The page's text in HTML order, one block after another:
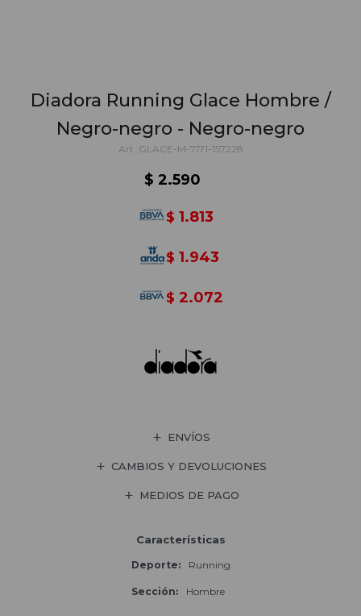
Diadora Running Glace Hombre /
Negro-negro - Negro-negro
GLACE-M-7171-157228
$ 2.590
$ 1.813
$ 1.943
$ 2.072
ENVÍOS
CAMBIOS Y DEVOLUCIONES
MEDIOS DE PAGO
Características
Deporte Running
Sección Hombre